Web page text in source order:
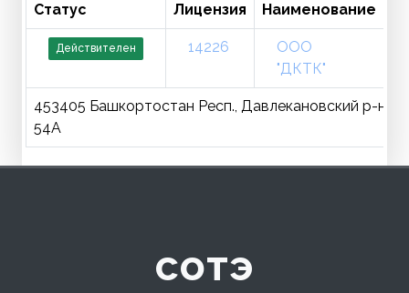
Статус Лицензия Наименование
Действителен 14226
ООО
"ДКТК"
453405 Башкортостан Респ., Давлекановский р-н.,
54А
сотэ